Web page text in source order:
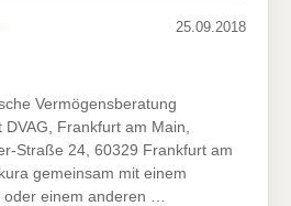
25.09.2018
Vermögensberatung
Frankfurt am Main,
Straße 24, 60329 Frankfurt am
gemeinsam mit einem
einem anderen …